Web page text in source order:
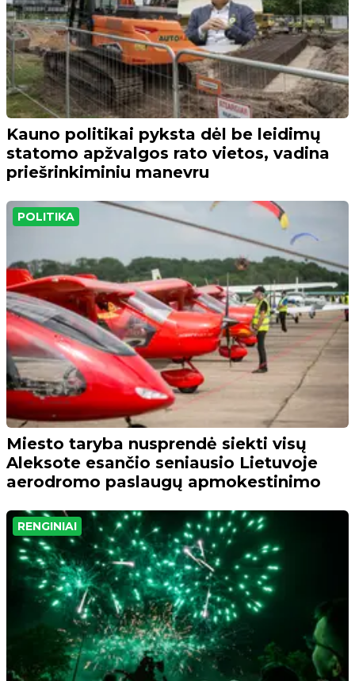
Kauno politikai pyksta dėl be leidimų
statomo apžvalgos rato vietos, vadina
priešrinkiminiu manevru
POLITIKA
Miesto taryba nusprendė siekti visų
Aleksote esančio seniausio Lietuvoje
aerodromo paslaugų apmokestinimo
RENGINIAI